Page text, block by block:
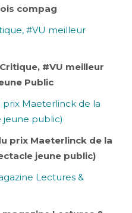
compag
#VU meilleur
Public
prix Maeterlinck de la
jeune public)